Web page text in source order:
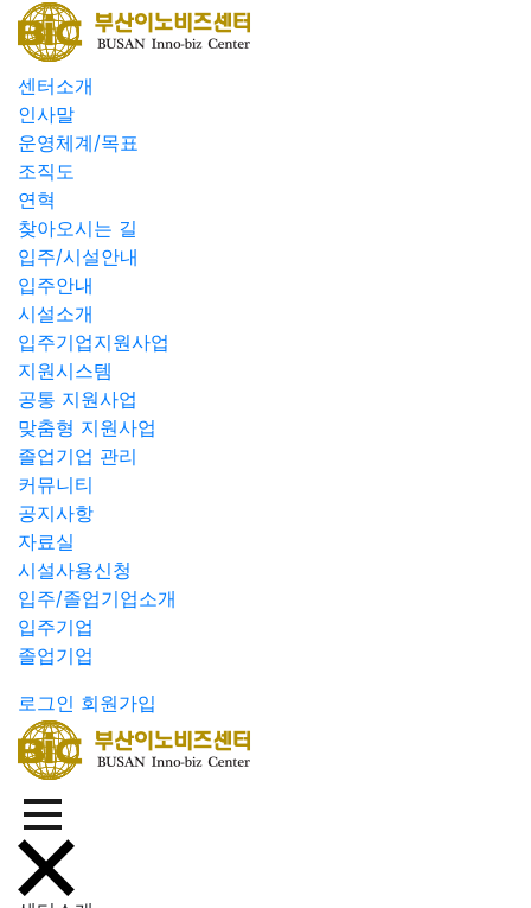
센터소개
인사말
운영체계/목표
조직도
연혁
찾아오시는 길
입주/시설안내
입주안내
시설소개
입주기업지원사업
지원시스템
공통 지원사업
맞춤형 지원사업
졸업기업 관리
커뮤니티
공지사항
자료실
시설사용신청
입주/졸업기업소개
입주기업
졸업기업
로그인 회원가입